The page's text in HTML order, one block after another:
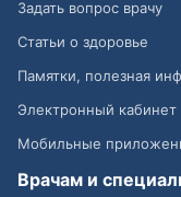
Задать вопрос врачу
Статьи о здоровье
Памятки, полезная
Электронный кабинет
Мобильные
Врачам и